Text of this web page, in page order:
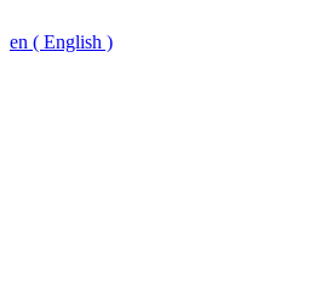
en ( English )